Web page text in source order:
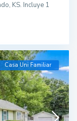
KS. Incluye 1
Casa Uni Familiar